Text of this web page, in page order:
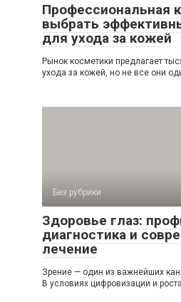
Профессиональная
выбрать
для ухода за кожей
Рынок косметики предлагает
ухода за кожей, но не все они
Без рубрики
Здоровье глаз:
диагностика и
лечение
Зрение — один из важнейших
В условиях цифровизации и